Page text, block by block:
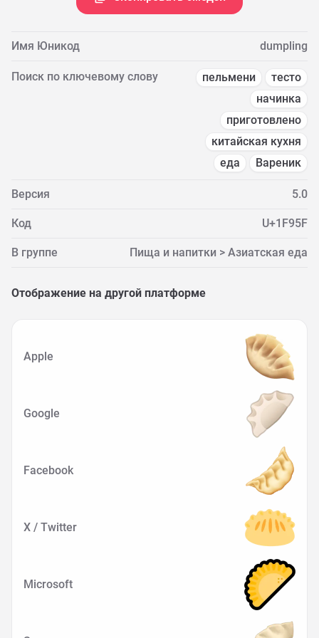
Имя Юникод dumpling
Поиск по ключевому слову пельмени
тесто
начинка
приготовлено
китайская кухня
еда
Вареник
Версия 5.0
Код U+1F95F
В группе Пища и напитки > Азиатская еда
Отображение на другой платформе
Apple
Google
Facebook
X / Twitter
Microsoft